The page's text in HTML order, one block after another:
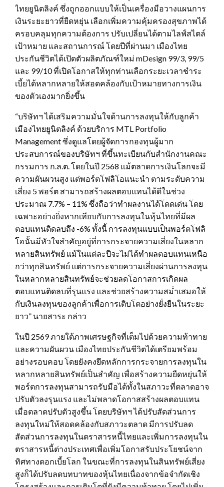
ไทยยูนิตลิงค์ ซึ่งถูกออกแบบให้เป็นเครื่องมือวางแผนการ
เงินระยะยาวที่ยืดหยุ่น เลือกเพิ่มความคุ้มครองสุขภาพได้
ครอบคลุมทุกความต้องการ ปรับเปลี่ยนได้ตามไลฟ์สไตล์
เป้าหมาย และสถานการณ์ โดยปีที่ผ่านมา เมืองไทย
ประกันชีวิตได้เปิดตัวผลิตภัณฑ์ใหม่ mDesign 99/3, 99/5
และ 99/10 ที่เปิดโอกาสให้ทุกท่านเลือกระยะเวลาชำระ
เบี้ยได้หลากหลายให้สอดคล้องกับเป้าหมายทางการเงิน
ของตัวเองมากยิ่งขึ้น
“บริษัทฯ ได้เสริมความมั่นใจด้านการลงทุนให้กับลูกค้า
เมืองไทยยูนิตลิงค์ ด้วยบริการ MTL Portfolio
Management ซึ่งดูแลโดยผู้จัดการกองทุนผู้มาก
ประสบการณ์ของบริษัทฯ ที่ขึ้นทะเบียนกับสำนักงานคณะ
กรรมการ ก.ล.ต. โดยในปี 2568 แม้ตลาดการเงินโลกจะมี
ความผันผวนสูง แต่พอร์ตโฟลิโอแนะนำ ตามระดับความ
เสี่ยง 5 พอร์ต สามารถสร้างผลตอบแทนได้ดีในช่วง
ประมาณ 7.7% – 11% ซึ่งถือว่าทำผลงานได้โดดเด่น โดย
เฉพาะอย่างยิ่งหากเทียบกับการลงทุนในหุ้นไทยที่มีผล
ตอบแทนติดลบถึง -6% ทั้งนี้ การลงทุนแบบเป็นพอร์ตโฟลิ
โอนั้นมีหัวใจสำคัญอยู่ที่การกระจายความเสี่ยงในหลาก
หลายสินทรัพย์ แม้ในแต่ละปีจะไม่ได้ทำผลตอบแทนเหนือ
กว่าทุกสินทรัพย์ แต่การกระจายความเสี่ยงผ่านการลงทุน
ในหลากหลายสินทรัพย์จะช่วยลดโอกาสการเกิดผล
ตอบแทนติดลบที่รุนแรง และช่วยสร้างความสม่ำเสมอให้
กับเงินลงทุนของลูกค้าเพื่อการเติบโตอย่างยั่งยืนในระยะ
ยาว” นายสาระ กล่าว
ในปี 2569 ภายใต้ภาพเศรษฐกิจที่เต็มไปด้วยความท้าทาย
และความผันผวน เมืองไทยประกันชีวิตได้เตรียมพร้อม
อย่างรอบคอบ โดยยังคงยึดหลักการกระจายการลงทุนใน
หลากหลายสินทรัพย์เป็นสำคัญ เพื่อสร้างความยืดหยุ่นให้
พอร์ตการลงทุนสามารถรับมือได้ทั้งในสภาวะที่ตลาดอาจ
ปรับตัวลงรุนแรง และไม่พลาดโอกาสสร้างผลตอบแทน
เมื่อตลาดปรับตัวสูงขึ้น โดยบริษัทฯ ได้ปรับสัดส่วนการ
ลงทุนใหม่ให้สอดคล้องกับสภาวะตลาด มีการปรับลด
สัดส่วนการลงทุนในตราสารหนี้ไทยและเพิ่มการลงทุนใน
ตราสารหนี้ต่างประเทศเพื่อเพิ่มโอกาสรับประโยชน์จาก
ทิศทางดอกเบี้ยโลก ในขณะที่การลงทุนในสินทรัพย์เสี่ยง
สูงก็ได้ปรับลดบทบาทของหุ้นไทยเนื่องจากข้อจำกัดเชิง